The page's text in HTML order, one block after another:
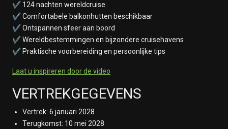
13 januari 2028
Op Zee
14 januari 2028
Op Zee
15 januari 2028
Bridgetown
Op Zee
Oranjestad, Aruba
18 januari 2028
✔ 124 nachten wereldcruise
✔ Comfortabele balkonhutten beschikbaar
✔ Ontspannen sfeer aan boord
✔ Wereldbestemmingen en bijzondere cruisehavens
✔ Praktische voorbereiding en persoonlijke tips
Laat u inspireren door de video
VERTREKGEGEVENS
Vertrek: 6 januari 2028
Terugkomst: 10 mei 2028